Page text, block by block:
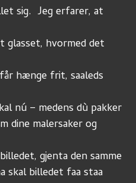
glasset, hvormed det
hænge frit, saaleds
nú – medens dù pakker
dine malersaker og
skal billedet faa staa